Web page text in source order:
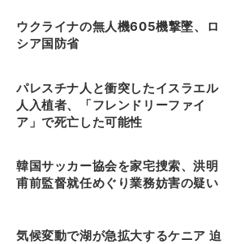
ウクライナの無人機605機撃墜、ロ
シア国防省
パレスチナ人と衝突したイスラエル
人入植者、「フレンドリーファイ
ア」で死亡した可能性
韓国サッカー協会を家宅捜索、洪明
甫前監督就任めぐり業務妨害の疑い
気候変動で湖が急拡大するケニア 迫